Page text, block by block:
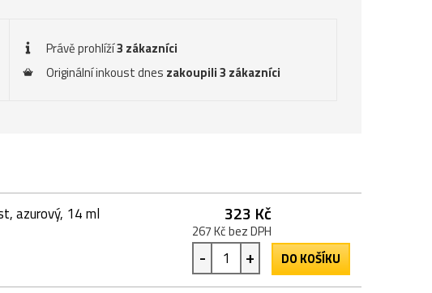
Právě prohlíží3 zákazníci
Originální inkoust dnes zakoupili 3 zákazníci
azurový, 14 ml 323 Kč
267 Kč bez DPH
- + DO KOŠÍKU